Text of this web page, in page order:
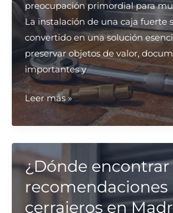
preocupación primordial para
La instalación de una caja fuerte
convertido en una solución
preservar objetos de valor,
importantes y
¿Cuáles
las
empresas
de
cerrajería
más
fiables
Leer más »
¿Dónde encontrar
recomendaciones
cerrajeros en